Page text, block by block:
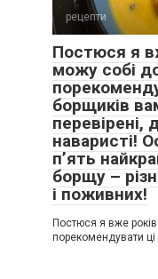
рецепти
Постюся я
можу собі
борщиків
перевірені,
наваристі!
п’ять
борщу –
і поживних!
Постюся я вже
порекомендувати